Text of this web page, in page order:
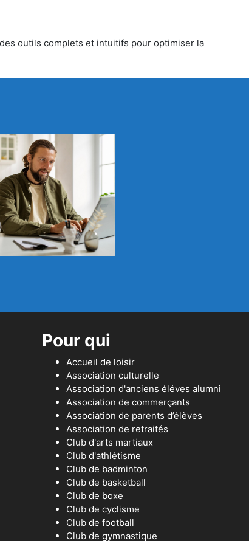
outils complets et intuitifs pour optimiser la
Pour qui
Accueil de loisir
Association culturelle
Association d'anciens éléves alumni
Association de commerçants
Association de parents d’élèves
Association de retraités
Club d'arts martiaux
Club d'athlétisme
Club de badminton
Club de basketball
Club de boxe
Club de cyclisme
Club de football
Club de gymnastique